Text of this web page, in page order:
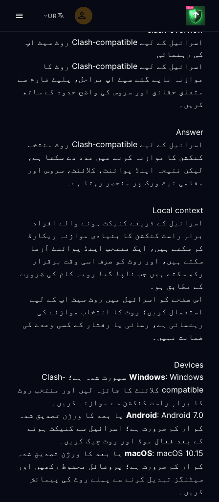
UR
clash-overview
اسرائیل کے لیے Clash-compatible روٹ سیٹ اپ
کی رہنمائی
اسرائیل کے لیے Clash-compatible روٹ کا
موازنہ ناپے گئے سیٹ اپ مراحل، پلیٹ فارم سے
متعلق حقائق اور سروس کی واضح حدود کے ساتھ
کریں۔
Answer
اسرائیل کے لیے Clash-compatible روٹ منتخب
کنکشن کا موازنہ کرنے میں مدد دے سکتا ہے،
لیکن نتیجہ اینڈ پوائنٹ، کلائنٹ، سروس اور
مقامی نیٹ ورک پر منحصر رہتا ہے۔
Local context
اسرائیل کے ذریعے کنیکٹ ہونے والے افراد
براہِ راست کنکشن کا بنیادی موازنہ ریکارڈ
کر سکتے ہیں، ایک منتخب اینڈ پوائنٹ آزما
سکتے ہیں، اور روٹ کو صرف اسی وقت برقرار
رکھ سکتے ہیں جب ناپا گیا رویہ کام کی ضرورت
کے مطابق ہو۔
اس صفحے کو اسرائیل میں روٹ سیٹ اپ کے لیے
استعمال کریں؛ روٹ کا انتخاب موازنے کی
رہنمائی ہے، رسائی یا رفتار کے کسی وعدے کی
ضمانت نہیں۔
Devices
Windows
: Windows سپورٹ شدہ ہے؛ Clash-
compatible کلائنٹ کا جائزہ لیں اور منتخب روٹ
کا براہِ راست کنکشن سے موازنہ کریں۔
Android : Android 7.0 یا بعد کا ورژن تصدیق شدہ
کم از کم ضرورت ہے؛ اسرائیل سے کنیکٹ ہونے
کے بعد فعال موڈ اور روٹ چیک کریں۔
macOS : macOS 10.15 یا بعد کا ورژن تصدیق شدہ
کم از کم ضرورت ہے؛ پروفائل محفوظ رکھیں اور
سیٹنگز تبدیل کرنے سے پہلے روٹ کی پیمائش
کریں۔